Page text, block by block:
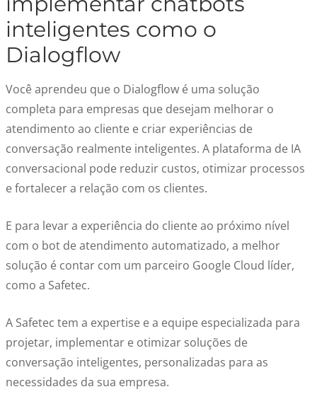
inteligentes como o
Dialogflow
Você aprendeu que o Dialogflow é uma solução
completa para empresas que desejam melhorar o
atendimento ao cliente e criar experiências de
conversação realmente inteligentes. A plataforma de IA
conversacional pode reduzir custos, otimizar processos
e fortalecer a relação com os clientes.
E para levar a experiência do cliente ao próximo nível
com o bot de atendimento automatizado, a melhor
solução é contar com um parceiro Google Cloud líder,
como a Safetec.
A Safetec tem a expertise e a equipe especializada para
projetar, implementar e otimizar soluções de
conversação inteligentes, personalizadas para as
necessidades da sua empresa.